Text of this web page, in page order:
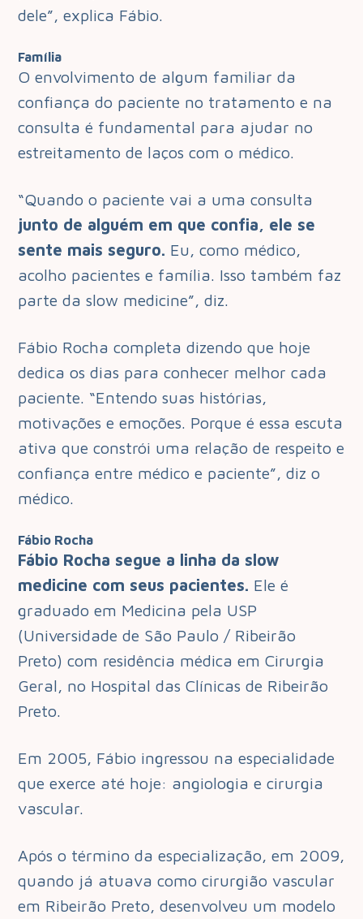
dele”, explica Fábio.
Família
O envolvimento de algum familiar da
confiança do paciente no tratamento e na
consulta é fundamental para ajudar no
estreitamento de laços com o médico.
“Quando o paciente vai a uma consulta
junto de alguém em que confia, ele se
sente mais seguro. Eu, como médico,
acolho pacientes e família. Isso também faz
parte da slow medicine”, diz.
Fábio Rocha completa dizendo que hoje
dedica os dias para conhecer melhor cada
paciente. “Entendo suas histórias,
motivações e emoções. Porque é essa escuta
ativa que constrói uma relação de respeito e
confiança entre médico e paciente”, diz o
médico.
Fábio Rocha
Fábio Rocha segue a linha da slow
medicine com seus pacientes. Ele é
graduado em Medicina pela USP
(Universidade de São Paulo / Ribeirão
Preto) com residência médica em Cirurgia
Geral, no Hospital das Clínicas de Ribeirão
Preto.
Em 2005, Fábio ingressou na especialidade
que exerce até hoje: angiologia e cirurgia
vascular.
Após o término da especialização, em 2009,
quando já atuava como cirurgião vascular
em Ribeirão Preto, desenvolveu um modelo